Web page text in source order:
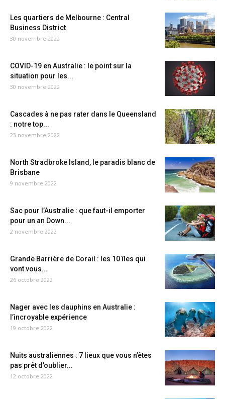
Les quartiers de Melbourne : Central
Business District
30 novembre 2022
COVID-19 en Australie : le point sur la
situation pour les...
30 novembre 2022
Cascades à ne pas rater dans le Queensland
: notre top...
23 novembre 2022
North Stradbroke Island, le paradis blanc de
Brisbane
9 novembre 2022
Sac pour l’Australie : que faut-il emporter
pour un an Down...
2 novembre 2022
Grande Barrière de Corail : les 10 îles qui
vont vous...
26 octobre 2022
Nager avec les dauphins en Australie :
l’incroyable expérience
19 octobre 2022
Nuits australiennes : 7 lieux que vous n’êtes
pas prêt d’oublier...
12 octobre 2022